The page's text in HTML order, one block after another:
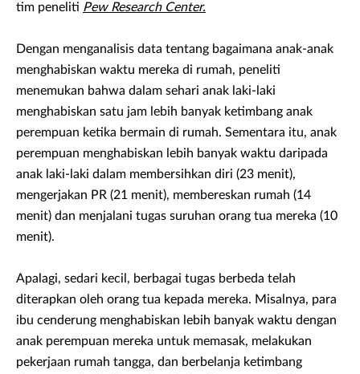
tim peneliti Pew Research Center.
Dengan menganalisis data tentang bagaimana anak-anak
menghabiskan waktu mereka di rumah, peneliti
menemukan bahwa dalam sehari anak laki-laki
menghabiskan satu jam lebih banyak ketimbang anak
perempuan ketika bermain di rumah. Sementara itu, anak
perempuan menghabiskan lebih banyak waktu daripada
anak laki-laki dalam membersihkan diri (23 menit),
mengerjakan PR (21 menit), membereskan rumah (14
menit) dan menjalani tugas suruhan orang tua mereka (10
menit).
Apalagi, sedari kecil, berbagai tugas berbeda telah
diterapkan oleh orang tua kepada mereka. Misalnya, para
ibu cenderung menghabiskan lebih banyak waktu dengan
anak perempuan mereka untuk memasak, melakukan
pekerjaan rumah tangga, dan berbelanja ketimbang